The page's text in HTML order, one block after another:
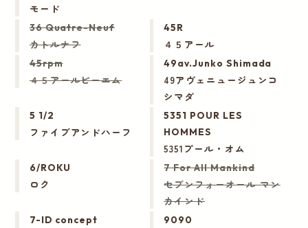
モード
36 Quatre-Neuf
カトルナフ
45R
４５アール
45rpm
４５アールピーエム
49av.Junko Shimada
49アヴェニュージュンコ
シマダ
5 1/2
ファイブアンドハーフ
5351 POUR LES
HOMMES
5351プール・オム
6/ROKU
ロク
7 For All Mankind
セブンフォーオール マン
カインド
7-ID concept 9090